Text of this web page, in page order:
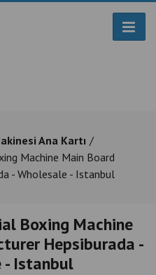
Ana Kartı
Machine Main Board
- Wholesale - Istanbul
Boxing Machine
Hepsiburada -
- Istanbul